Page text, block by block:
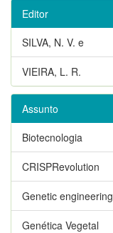
Editor
SILVA, N. V. e
VIEIRA, L. R.
Assunto
Biotecnologia
CRISPRevolution
Genetic engineering
Genética Vegetal